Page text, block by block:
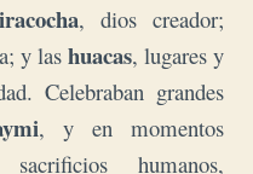
, dios creador;
y las huacas, lugares y
Celebraban grandes
, y en momentos
sacrificios humanos,